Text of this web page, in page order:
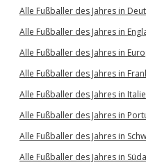
Alle Fußballer des Jahres in
Alle Fußballer des Jahres in
Alle Fußballer des Jahres in
Alle Fußballer des Jahres in
Alle Fußballer des Jahres in
Alle Fußballer des Jahres in
Alle Fußballer des Jahres in
Alle Fußballer des Jahres in